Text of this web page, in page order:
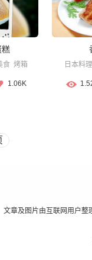
糕
食 烤箱
1.06K
日本料理
章及图片由互联网用户